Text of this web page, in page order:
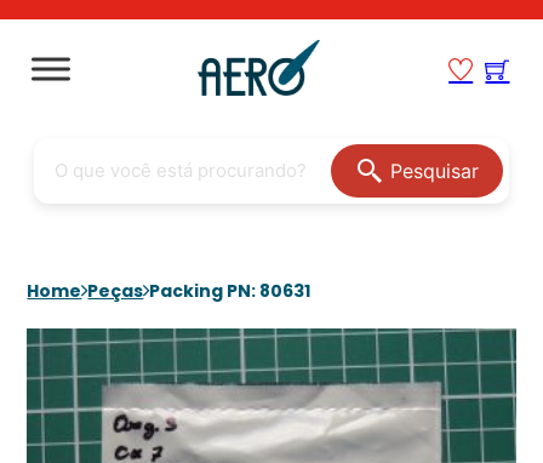
Pesquisar
Home Peças Packing PN: 80631